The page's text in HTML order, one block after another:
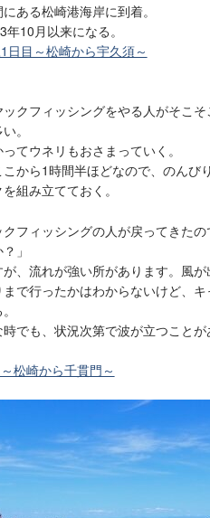
ある松崎港海岸に到着。
10月以来になる。
日目～松崎から宇久須～
クフィッシングをやる人がそこそ
。
てウネリもおさまっていく。
から1時間半ほどなので、のんび
組み立てておく。
フィッシングの人が戻ってきたの
」
が、流れが強い所があります。風
で行ったかはわからないけど、
でも、状況次第で波が立つこと
松崎から千貫門～